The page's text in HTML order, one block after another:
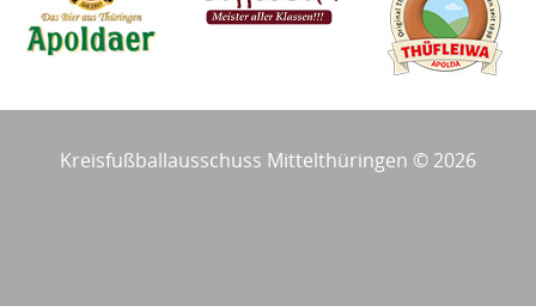
Kreisfußballausschuss Mittelthüringen © 2026